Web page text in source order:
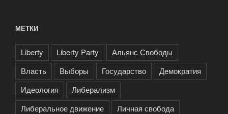
МЕТКИ
Liberty Liberty Party
Альянс Свободы
Власть
Выборы Государство
Демократия
Идеология
Либерализм
Либеральное движение
Личная свобода